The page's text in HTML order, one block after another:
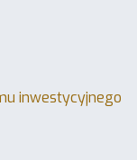
inwestycyjnego